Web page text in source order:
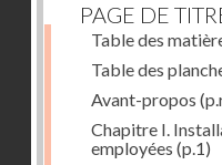
PAGE DE
Table des
Table des
Avant-propos
Chapitre I.
employées (p.1)